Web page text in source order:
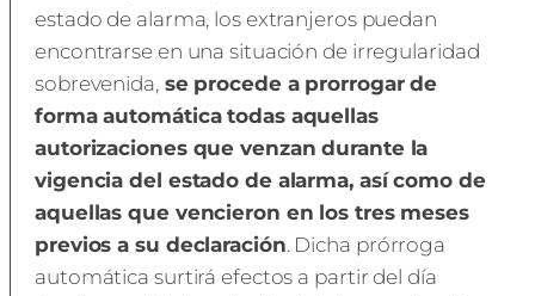
estado de alarma, los extranjeros puedan
encontrarse en una situación de irregularidad
sobrevenida,se procede a prorrogar de
forma automática todas aquellas
autorizaciones que venzan durante la
vigencia del estado de alarma, así como de
aquellas que vencieron en los tres meses
previos a su declaración. Dicha prórroga
automática surtirá efectos a partir del día